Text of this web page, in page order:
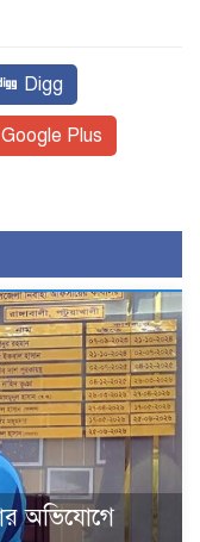
Digg
Google Plus
অভিযোগে